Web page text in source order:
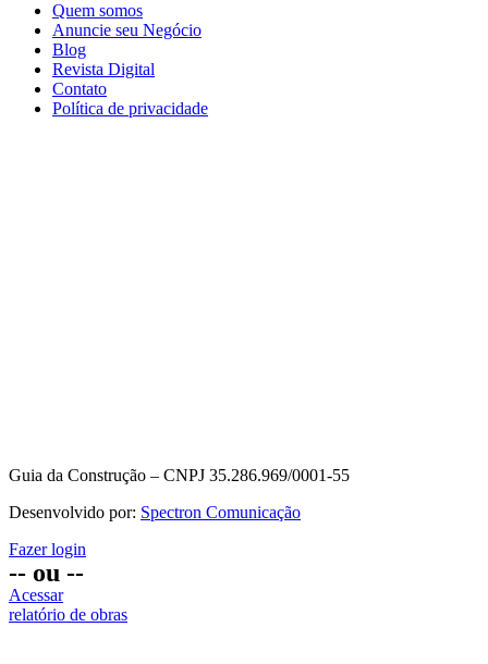
Quem somos
Anuncie seu Negócio
Blog
Revista Digital
Contato
Política de privacidade
Guia da Construção – CNPJ 35.286.969/0001-55
Desenvolvido por: Spectron Comunicação
Fazer login
-- ou --
Acessar
relatório de obras